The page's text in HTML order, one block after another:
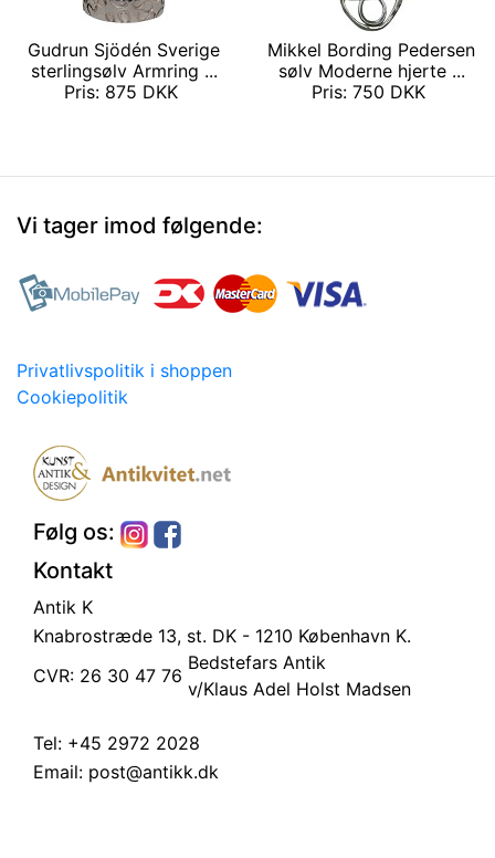
Gudrun Sjödén Sverige
sterlingsølv Armring ...
Pris: 875 DKK
Mikkel Bording Pedersen
sølv Moderne hjerte ...
Pris: 750 DKK
Vi tager imod følgende:
Privatlivspolitik i shoppen
Cookiepolitik
Følg os:
Kontakt
Antik K
Knabrostræde 13, st. DK - 1210 København K.
CVR: 26 30 47 76
Bedstefars Antik
v/Klaus Adel Holst Madsen
Tel: +45 2972 2028
Email: post@antikk.dk